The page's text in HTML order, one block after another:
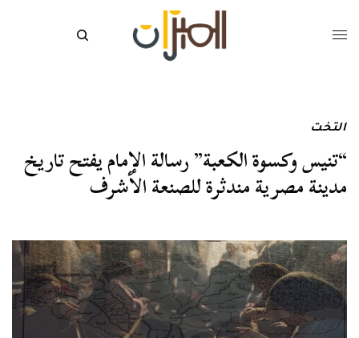
التخت
“تنيس وكسوة الكعبة” رسالة الإمام يفتح تاريخ
مدينة مصرية مندثرة للصنعة الأشرف